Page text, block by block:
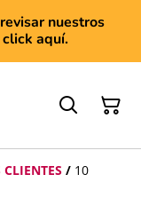
nuestros
aquí.
/ 10